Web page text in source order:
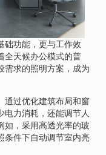
础功能，更与工作效
全天候办公模式的普
需求的照明方案，成为
通过优化建筑布局和窗
电力消耗，还能调节人
如，采用高透光率的玻
条件下自动调节室内亮